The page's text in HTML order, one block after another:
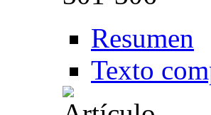
Resumen
Texto